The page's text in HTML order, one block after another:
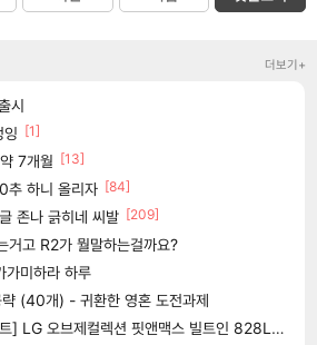
더보기+
시
[1]
7개월 [13]
추 하니 올리자 [84]
존나 긁히네 씨발 [209]
거고 R2가 뭘말하는걸까요?
가미하라 하루
(40개) - 귀환한 영혼 도전과제
오브제컬렉션 핏앤맥스 빌트인 828L 에센셜 화이트